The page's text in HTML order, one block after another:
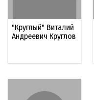
"Круглый" Виталий
Андреевич Круглов